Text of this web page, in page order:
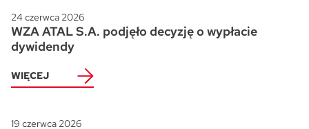
24 czerwca 2026
WZA ATAL S.A. podjęło decyzję o wypłacie
dywidendy
WIĘCEJ
19 czerwca 2026